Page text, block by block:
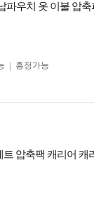
파우치 옷 이불 압
흥정가능
트 압축팩 캐리어 캐